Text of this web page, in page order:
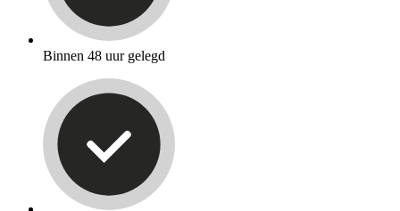
Binnen 48 uur gelegd